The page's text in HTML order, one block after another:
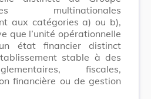
multinationales
aux catégories a) ou b),
que l’unité opérationnelle
état financier distinct
stable à des
fiscales,
financière ou de gestion